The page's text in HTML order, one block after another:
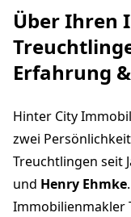
Über Ihren
Erfahrung
Hinter City
zwei
Treuchtlingen seit
und Henry Ehmke
Immobilienmakler